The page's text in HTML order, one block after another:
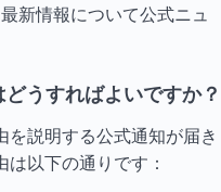
新情報について公式ニュ
うすればよいですか？
説明する公式通知が届き
以下の通りです：